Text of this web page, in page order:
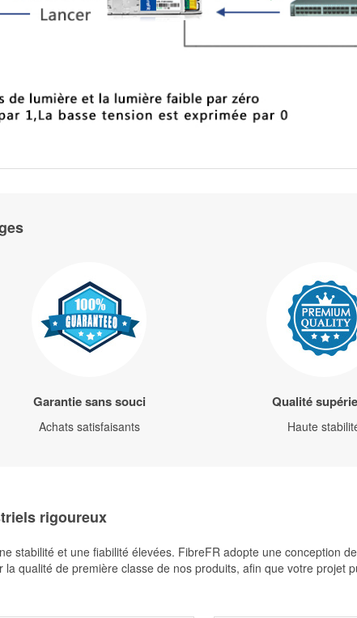
Garantie sans souci
Achats satisfaisants
Qualité
Haute
rigoureux
stabilité et une fiabilité élevées. FibreFR adopte une conception
qualité de première classe de nos produits, afin que votre projet